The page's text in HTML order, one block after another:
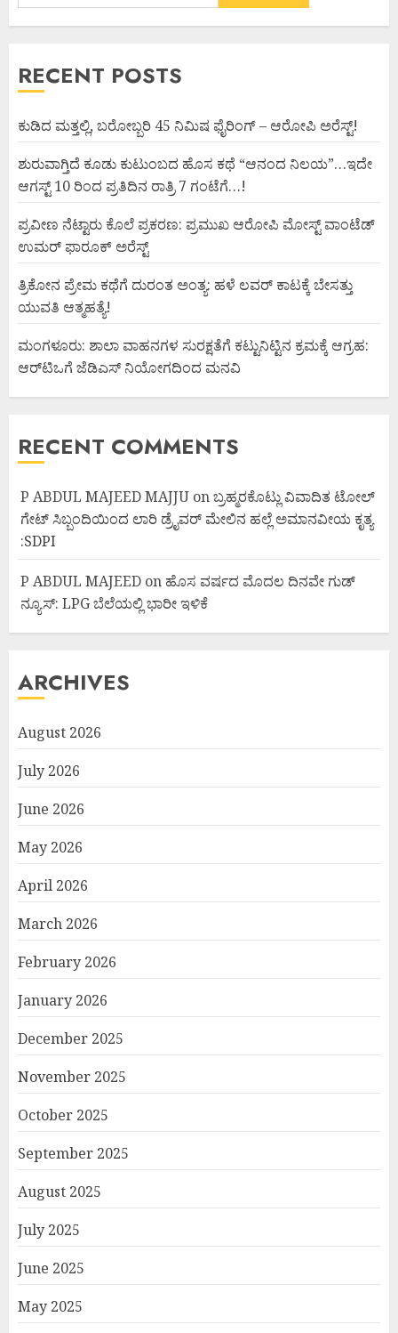
RECENT POSTS
ಕುಡಿದ ಮತ್ತಲ್ಲಿ, ಬರೋಬ್ಬರಿ 45 ನಿಮಿಷ ಫೈರಿಂಗ್ – ಆರೋಪಿ ಅರೆಸ್ಟ್!
ಶುರುವಾಗ್ತಿದೆ ಕೂಡು ಕುಟುಂಬದ ಹೊಸ ಕಥೆ “ಆನಂದ ನಿಲಯ”…ಇದೇ
ಆಗಸ್ಟ್ 10 ರಿಂದ ಪ್ರತಿದಿನ ರಾತ್ರಿ 7 ಗಂಟೆಗೆ…!
ಪ್ರವೀಣ ನೆಟ್ಟಾರು ಕೊಲೆ ಪ್ರಕರಣ: ಪ್ರಮುಖ ಆರೋಪಿ ಮೋಸ್ಟ್ ವಾಂಟೆಡ್
ಉಮರ್ ಫಾರೂಕ್ ಅರೆಸ್ಟ್
ತ್ರಿಕೋನ ಪ್ರೇಮ ಕಥೆಗೆ ದುರಂತ ಅಂತ್ಯ: ಹಳೆ ಲವರ್ ಕಾಟಕ್ಕೆ ಬೇಸತ್ತು
ಯುವತಿ ಆತ್ಮಹತ್ಯೆ!
ಮಂಗಳೂರು: ಶಾಲಾ ವಾಹನಗಳ ಸುರಕ್ಷತೆಗೆ ಕಟ್ಟುನಿಟ್ಟಿನ ಕ್ರಮಕ್ಕೆ ಆಗ್ರಹ:
ಆರ್‌ಟಿಒಗೆ ಜೆಡಿಎಸ್ ನಿಯೋಗದಿಂದ ಮನವಿ
RECENT COMMENTS
P ABDUL MAJEED MAJJU onಬ್ರಹ್ಮರಕೊಟ್ಲು ವಿವಾದಿತ ಟೋಲ್
ಗೇಟ್ ಸಿಬ್ಬಂದಿಯಿಂದ ಲಾರಿ ಡ್ರೈವರ್ ಮೇಲಿನ ಹಲ್ಲೆ ಅಮಾನವೀಯ ಕೃತ್ಯ
:SDPI
P ABDUL MAJEED on ಹೊಸ ವರ್ಷದ ಮೊದಲ ದಿನವೇ ಗುಡ್
ನ್ಯೂಸ್: LPG ಬೆಲೆಯಲ್ಲಿ ಭಾರೀ ಇಳಿಕೆ
ARCHIVES
August 2026
July 2026
June 2026
May 2026
April 2026
March 2026
February 2026
January 2026
December 2025
November 2025
October 2025
September 2025
August 2025
July 2025
June 2025
May 2025